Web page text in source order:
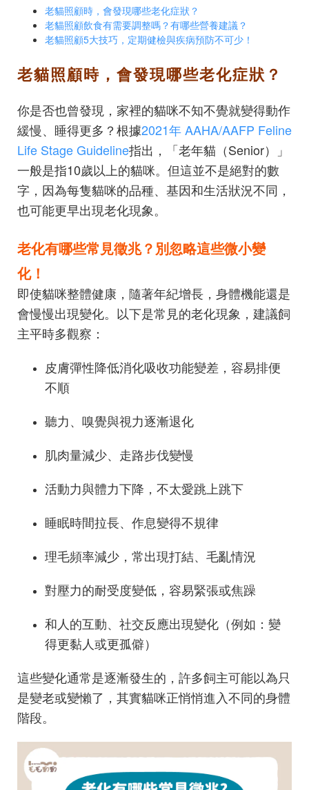
老貓照顧時，會發現哪些老化症狀？
老貓照顧飲食有需要調整嗎？有哪些營養建議？
老貓照顧5大技巧，定期健檢與疾病預防不可少！
老貓照顧時，會發現哪些老化症狀？
你是否也曾發現，家裡的貓咪不知不覺就變得動作
緩慢、睡得更多？根據2021年 AAHA/AAFP Feline
Life Stage Guideline指出，「老年貓（Senior）」
一般是指10歲以上的貓咪。但這並不是絕對的數
字，因為每隻貓咪的品種、基因和生活狀況不同，
也可能更早出現老化現象。
老化有哪些常見徵兆？別忽略這些微小變
化！
即使貓咪整體健康，隨著年紀增長，身體機能還是
會慢慢出現變化。以下是常見的老化現象，建議飼
主平時多觀察：
皮膚彈性降低消化吸收功能變差，容易排便
不順
聽力、嗅覺與視力逐漸退化
肌肉量減少、走路步伐變慢
活動力與體力下降，不太愛跳上跳下
睡眠時間拉長、作息變得不規律
理毛頻率減少，常出現打結、毛亂情況
對壓力的耐受度變低，容易緊張或焦躁
和人的互動、社交反應出現變化（例如：變
得更黏人或更孤僻）
這些變化通常是逐漸發生的，許多飼主可能以為只
是變老或變懶了，其實貓咪正悄悄進入不同的身體
階段。